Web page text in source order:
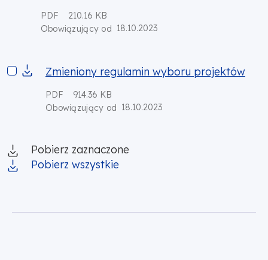
PDF
210.16 KB
Obowiązujący od 18.10.2023
Zmieniony regulamin wyboru projektów
Zmieniony regulamin wyboru projektów
PDF
914.36 KB
Obowiązujący od 18.10.2023
Pobierz zaznaczone
Pobierz wszystkie